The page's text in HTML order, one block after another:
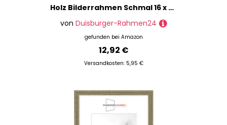
Holz Bilderrahmen Schmal 16 x 24 cm in Orange Hochglanz | inkl. bruchsicherer Anti-Reflex Kunstglasscheibe | Rahmen für Poster | Puzzle | Foto collage DR121
von Duisburger-Rahmen24
gefunden bei Amazon
12,92 €
Versandkosten: 5,95 €